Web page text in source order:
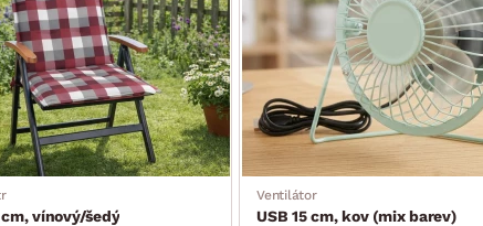
cm, vínový/šedý
Ventilátor
USB 15 cm, kov (mix barev)